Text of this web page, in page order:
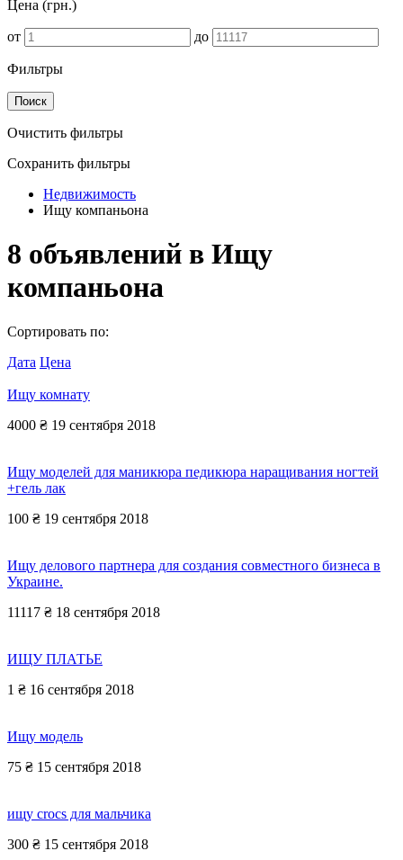
Цена (грн.)
от до
Фильтры
Поиск
Очистить фильтры
Сохранить фильтры
Недвижимость
Ищу компаньона
8 объявлений в Ищу
компаньона
Сортировать по:
Дата Цена
Ищу комнату
4000 ₴ 19 сентября 2018
Ищу моделей для маникюра педикюра наращивания ногтей
+гель лак
100 ₴ 19 сентября 2018
Ищу делового партнера для создания совместного бизнеса в
Украине.
11117 ₴ 18 сентября 2018
ИЩУ ПЛАТЬЕ
1 ₴ 16 сентября 2018
Ищу модель
75 ₴ 15 сентября 2018
ищу crocs для мальчика
300 ₴ 15 сентября 2018